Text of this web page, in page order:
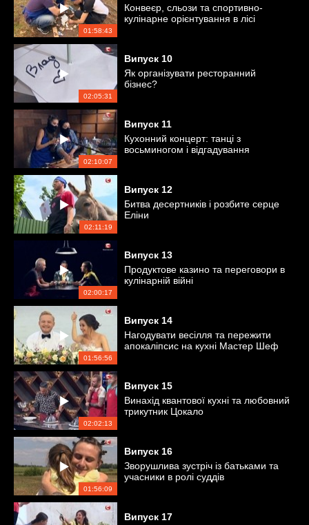
01:58:43
Конвеєр, сльози та спортивно-
кулінарне орієнтування в лісі
02:05:31
Випуск 10
Як організувати ресторанний
бізнес?
02:10:07
Випуск 11
Кухонний концерт: танці з
восьминогом і відгадування
02:11:19
Випуск 12
Битва десертників і розбите серце
Еліни
02:00:17
Випуск 13
Продуктове казино та переговори в
кулінарній війні
01:56:56
Випуск 14
Нагодувати весілля та пережити
апокаліпсис на кухні Мастер Шеф
02:02:13
Випуск 15
Винахід квантової кухні та любовний
трикутник Цокало
01:56:09
Випуск 16
Зворушлива зустріч із батьками та
учасники в ролі суддів
Випуск 17